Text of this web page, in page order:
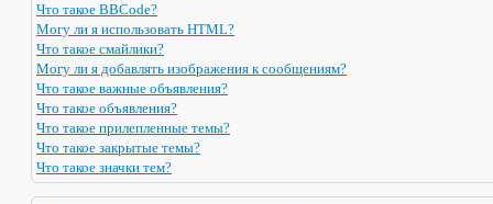
Что такое BBCode?
Могу ли я использовать HTML?
Что такое смайлики?
Могу ли я добавлять изображения к сообщениям?
Что такое важные объявления?
Что такое объявления?
Что такое прилепленные темы?
Что такое закрытые темы?
Что такое значки тем?